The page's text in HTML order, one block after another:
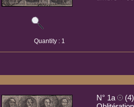
Quantity : 1
N° 1a